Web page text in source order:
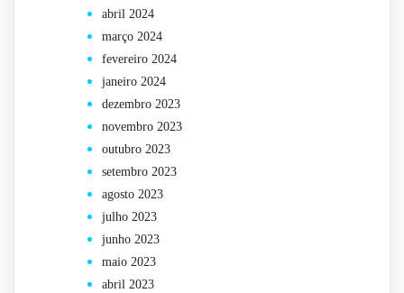
abril 2024
março 2024
fevereiro 2024
janeiro 2024
dezembro 2023
novembro 2023
outubro 2023
setembro 2023
agosto 2023
julho 2023
junho 2023
maio 2023
abril 2023